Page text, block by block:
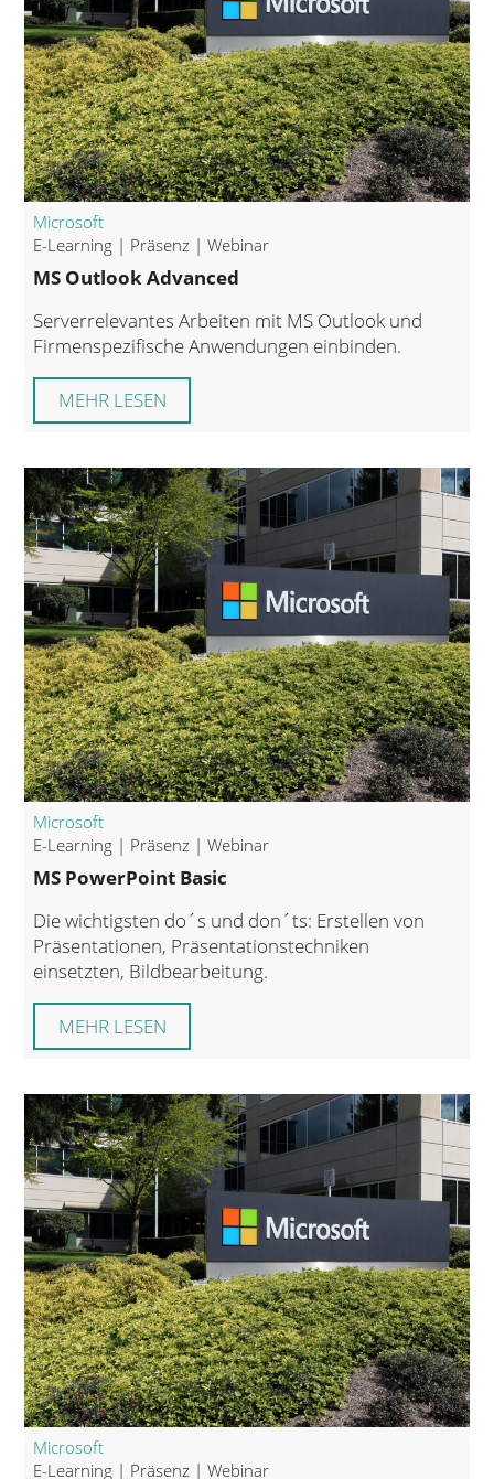
Microsoft
E-Learning | Präsenz | Webinar
MS Outlook Advanced
Serverrelevantes Arbeiten mit MS Outlook und
Firmenspezifische Anwendungen einbinden.
MEHR LESEN
Microsoft
E-Learning | Präsenz | Webinar
MS PowerPoint Basic
Die wichtigsten do´s und don´ts: Erstellen von
Präsentationen, Präsentationstechniken
einsetzten, Bildbearbeitung.
MEHR LESEN
Microsoft
E-Learning | Präsenz | Webinar